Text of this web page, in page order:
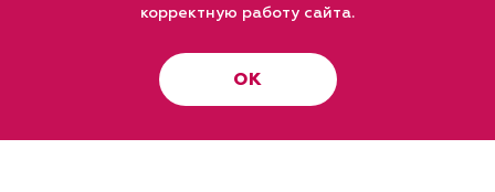
корректную работу сайта.
ОК